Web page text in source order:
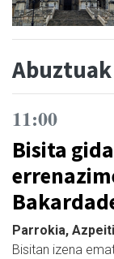
11:00
Bisita
Parrokia,
Bisitan izena